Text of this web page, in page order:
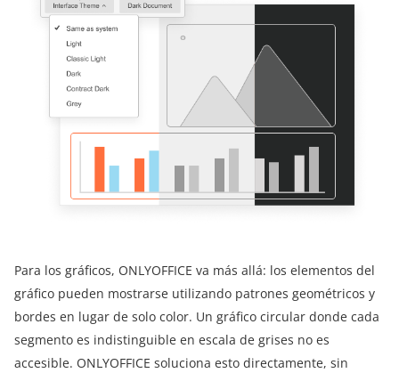
Para los gráficos, ONLYOFFICE va más allá: los elementos del
gráfico pueden mostrarse utilizando patrones geométricos y
bordes en lugar de solo color. Un gráfico circular donde cada
segmento es indistinguible en escala de grises no es
accesible. ONLYOFFICE soluciona esto directamente, sin